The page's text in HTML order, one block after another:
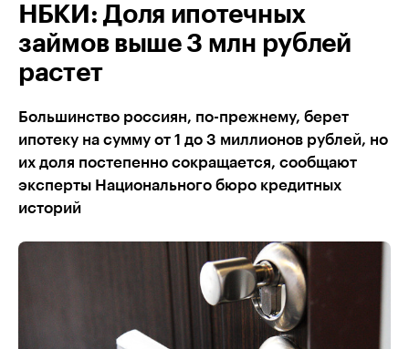
НБКИ: Доля ипотечных
займов выше 3 млн рублей
растет
Большинство россиян, по-прежнему, берет
ипотеку на сумму от 1 до 3 миллионов рублей, но
их доля постепенно сокращается, сообщают
эксперты Национального бюро кредитных
историй